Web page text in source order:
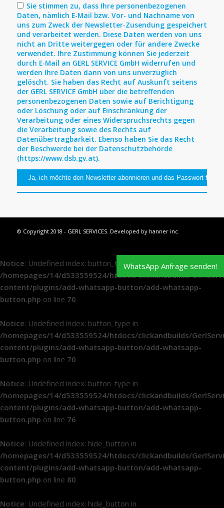
Sie stimmen zu, dass Ihre personenbezogenen
Daten, nämlich E-Mail bzw. Vor- und Nachname von
uns zum Zweck der Newsletter-Zusendung gespeichert
und verarbeitet werden. Diese Daten werden von uns
nicht an Dritte weitergegen oder für andere Zwecke
verwendet. Ihre Zustimmung können Sie jederzeit
durch E-Mail an GERL SERVICE GmbH widerrufen und
werden Ihre Daten dann von uns unverzüglich
gelöscht. Sie haben das Recht auf Auskunft seitens
der GERL SERVICE GmbH über die betreffenden
personenbezogenen Daten sowie auf Berichtigung
oder Löschung oder auf Einschränkung der
Verarbeitung oder eines Widerspruchsrechts gegen
die Verarbeitung sowie des Rechts auf
Datenübertragbarkeit. Ebenso haben Sie das Recht
der Beschwerde bei der Datenschutzbehörde
(https://www.dsb.gv.at).
© Copyright 2018 - GERL SERVICES. Developed by hanner inc.
Notice: Undefined index: button_type in
/homepages/14/d533559524/htdocs/clickandbuilds/
content/plugins/add-whatsapp-button/add-whatsapp-
button.php on line 70
Notice: Undefined index: button_type in
/homepages/14/d533559524/htdocs/clickandbuilds/
content/plugins/add-whatsapp-button/add-whatsapp-
button.php on line 70
Notice: Undefined index: button_type in
/homepages/14/d533559524/htdocs/clickandbuilds/
content/plugins/add-whatsapp-button/add-whatsapp-
button.php on line 76
Notice: Undefined index: hide_button in
/homepages/14/d533559524/htdocs/clickandbuilds/
content/plugins/add-whatsapp-button/add-whatsapp-
button.php on line 80
Notice: Undefined index: hide_button in
WhatsApp Anfrage senden!